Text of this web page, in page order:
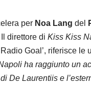
per Noa Lang del
Il direttore di Kiss Kiss
Goal’, riferisce le
ha raggiunto un
De Laurentiis e